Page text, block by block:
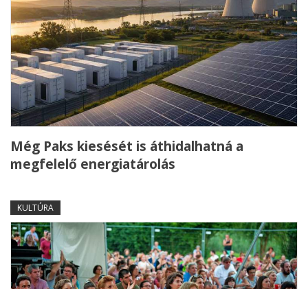
Még Paks kiesését is áthidalhatná a
megfelelő energiatárolás
KULTÚRA